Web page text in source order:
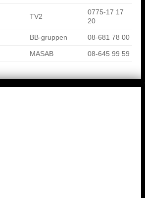
TV2
0775-17 17
20
BB-gruppen 08-681 78 00
MASAB 08-645 99 59